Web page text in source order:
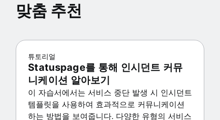
맞춤 추천
튜토리얼
Statuspage를 통해 인시던트 커뮤
니케이션 알아보기
이 자습서에서는 서비스 중단 발생 시 인시던트
템플릿을 사용하여 효과적으로 커뮤니케이션
하는 방법을 보여줍니다. 다양한 유형의 서비스